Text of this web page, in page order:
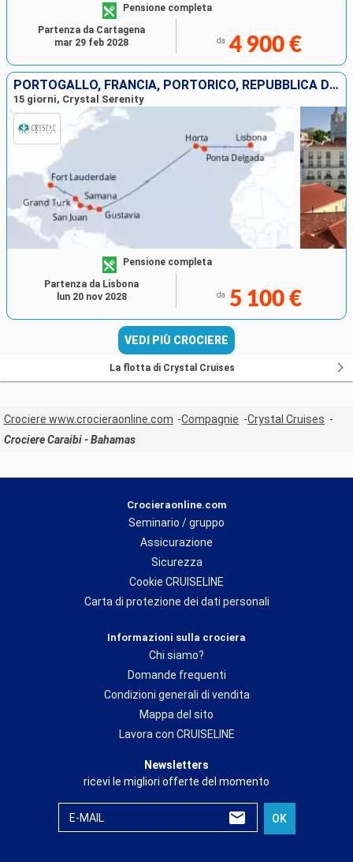
Pensione completa
da 4 900 €
Partenza da Cartagena
mar 29 feb 2028
PORTOGALLO, FRANCIA, PORTORICO, REPUBBLICA DOMINICANA, ISOLE TURKS E CAICOS, STATI UNITI
15 giorni, Crystal Serenity
Pensione completa
da 5 100 €
Partenza da Lisbona
lun 20 nov 2028
VEDI PIÙ CROCIERE
La flotta di Crystal Cruises
Crociere www.crocieraonline.com Compagnie
Crystal Cruises
Crociere Caraibi - Bahamas
Crocieraonline.com
Seminario / gruppo
Assicurazione
Sicurezza
Cookie CRUISELINE
Carta di protezione dei dati personali
Informazioni sulla crociera
Chi siamo?
Domande frequenti
Condizioni generali di vendita
Mappa del sito
Lavora con CRUISELINE
Newsletters
ricevi le migliori offerte del momento
E-MAIL OK